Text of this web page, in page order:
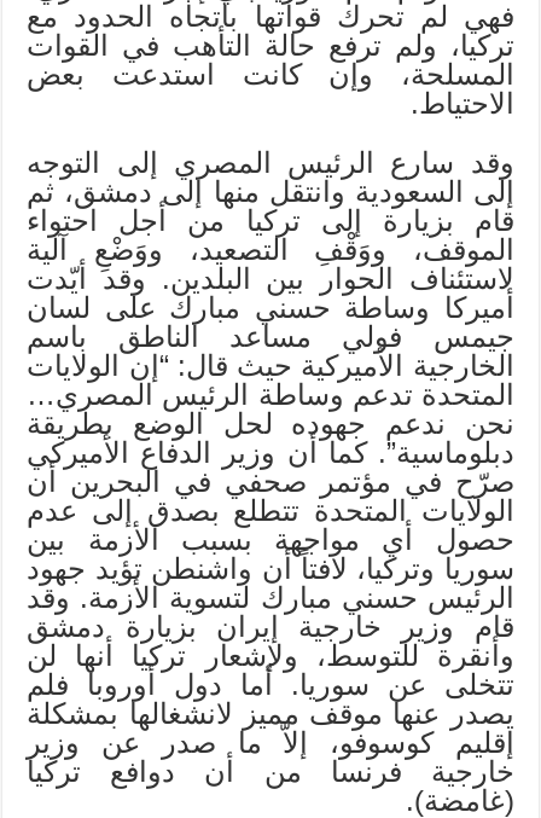
فهي لم تحرك قواتها باتجاه الحدود مع
تركيا، ولم ترفع حالة التأهب في القوات
المسلحة، وإن كانت استدعت بعض
الاحتياط.
وقد سارع الرئيس المصري إلى التوجه
إلى السعودية وانتقل منها إلى دمشق، ثم
قام بزيارة إلى تركيا من أجل احتواء
الموقف، ووَقْفِ التصعيد، ووَضْعِ آلية
لاستئناف الحوار بين البلدين. وقد أيّدت
أميركا وساطة حسني مبارك على لسان
جيمس فولي مساعد الناطق باسم
الخارجية الأميركية حيث قال: “إن الولايات
المتحدة تدعم وساطة الرئيس المصري…
نحن ندعم جهوده لحل الوضع بطريقة
دبلوماسية”. كما أن وزير الدفاع الأميركي
صرّح في مؤتمر صحفي في البحرين أن
الولايات المتحدة تتطلع بصدق إلى عدم
حصول أي مواجهة بسبب الأزمة بين
سوريا وتركيا، لافتاً أن واشنطن تؤيد جهود
الرئيس حسني مبارك لتسوية الأزمة. وقد
قام وزير خارجية إيران بزيارة دمشق
وأنقرة للتوسط، ولإشعار تركيا أنها لن
تتخلى عن سوريا. أما دول أوروبا فلم
يصدر عنها موقف مميز لانشغالها بمشكلة
إقليم كوسوفو، إلاّ ما صدر عن وزير
خارجية فرنسا من أن دوافع تركيا
(غامضة).